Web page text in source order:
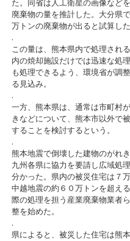
た。同省は人工衛星の画像など
廃棄物の量を推計した。大分県
万トンの廃棄物が出ると試算した
.
この量は、熊本県内で処理され
内の焼却施設だけでは迅速な処
も処理できるよう、環境省が調
る見込み。
.
一方、熊本県は、通常は市町村
きなどについて、熊本市以外で
することを検討するという。
.
熊本地震で倒壊した建物のがれ
九州各県に協力を要請し広域処
分かった。県内の被災住宅は７
中越地震の約６０万トンを超え
際の処理を担う産業廃棄物業者
整を始めた。
.
県によると、被災した住宅は熊